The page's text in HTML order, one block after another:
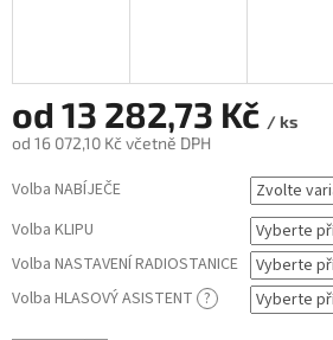
od 13 282,73 Kč / ks
od 16 072,10 Kč včetně DPH
cena:
Volba NABÍJEČE
Volba KLIPU
Volba NASTAVENÍ RADIOSTANICE
Volba HLASOVÝ ASISTENT ?